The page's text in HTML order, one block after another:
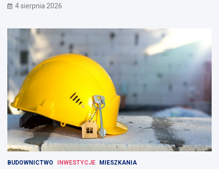
4 sierpnia 2026
BUDOWNICTWO INWESTYCJE MIESZKANIA